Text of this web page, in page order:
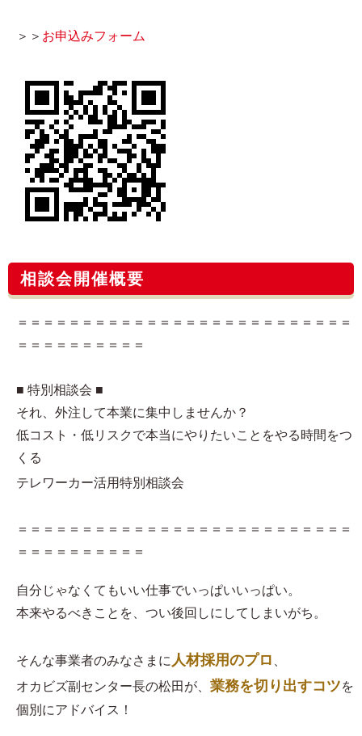
＞＞ お申込みフォーム​
相談会開催概要
＝＝＝＝＝＝＝＝＝＝＝＝＝＝＝＝＝＝＝＝＝＝＝＝＝＝
＝＝＝＝＝＝＝＝＝＝
■ 特別相談会 ■
それ、外注して本業に集中しませんか？
低コスト・低リスクで本当にやりたいことをやる時間をつ
くる
テレワーカー活用特別相談会
＝＝＝＝＝＝＝＝＝＝＝＝＝＝＝＝＝＝＝＝＝＝＝＝＝＝
＝＝＝＝＝＝＝＝＝＝
自分じゃなくてもいい仕事でいっぱいいっぱい。
本来やるべきことを、つい後回しにしてしまいがち。
そんな事業者のみなさまに 人材採用のプロ
オカビズ副センター長の松田が、 業務を切り出すコツを
個別にアドバイス！